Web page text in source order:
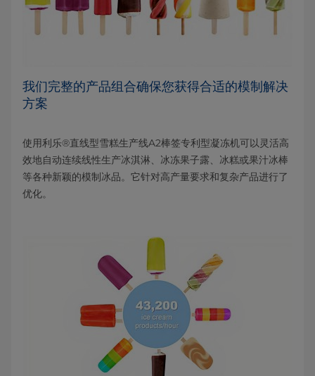
我们完整的产品组合确保您获得合适的模制解决
方案
使用利乐®直线型雪糕生产线A2棒签专利型凝冻机可以灵活高
效地自动连续线性生产冰淇淋、冰冻果子露、冰糕或果汁冰棒
等各种新颖的模制冰品。它针对高产量要求和复杂产品进行了
优化。